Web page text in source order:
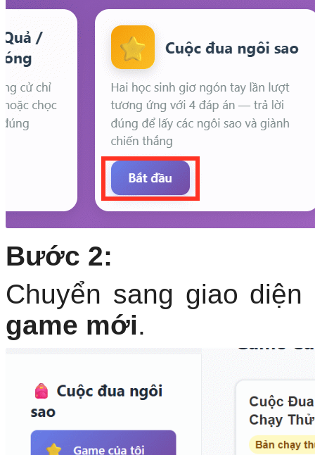
Bước 2:
Chuyển sang giao
game mới.